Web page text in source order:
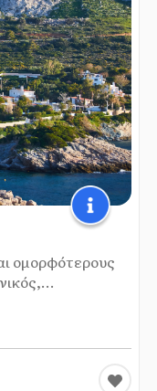
ομορφότερους